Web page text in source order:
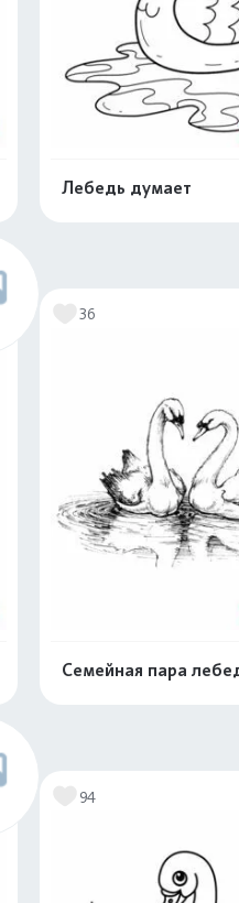
Лебедь думает
36
Семейная пара
94